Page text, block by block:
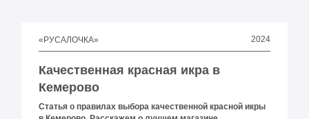
«РУСАЛОЧКА» 2024
Качественная красная икра в
Кемерово
Статья о правилах выбора качественной красной икры